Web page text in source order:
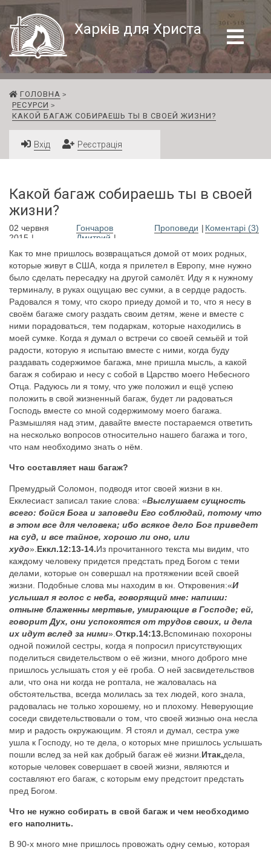
Харків для Христа
ГОЛОВНА
РЕСУРСИ
КАКОЙ БАГАЖ СОБИРАЕШЬ ТЫ В СВОЕЙ ЖИЗНИ?
Вхід Реєстрація
Какой багаж собираешь ты в своей
жизни?
02 червня
2015
Гончаров
Дмитрий
Проповеди Коментарі (3)
Как то мне пришлось возвращаться домой от моих родных,
которые живут в США, когда я прилетел в Европу, мне нужно
было сделать пересадку на другой самолёт. Иду я к нужному
терминалу, в руках ощущаю вес сумки, а в сердце радость.
Радовался я тому, что скоро приеду домой и то, что я несу в
своём багаже смогу раздать своим детям, жене и вместе с
ними порадоваться, тем подаркам, которые находились в
моей сумке. Когда я думал о встречи со своей семьёй и той
радости, которую я испытаю вместе с ними, когда буду
раздавать содержимое багажа, мне пришла мысль, а какой
багаж я собираю и несу с собой в Царство моего Небесного
Отца. Радуюсь ли я тому, что уже положил и ещё успею
положить в свой жизненный багаж, будет ли радоваться
Господь вместе со мной содержимому моего багажа.
Размышляя над этим, давайте вместе постараемся ответить
на несколько вопросов относительно нашего багажа и того,
что нам необходимо знать о нём.
Что составляет наш багаж?
Премудрый Соломон, подводя итог своей жизни в кн.
Екклесиаст записал такие слова: «Выслушаем сущность
всего: бойся Бога и заповеди Его соблюдай, потому что
в этом все для человека; ибо всякое дело Бог приведет
на суд, и все тайное, хорошо ли оно, или
худо». Еккл.12:13-14.Из прочитанного текста мы видим, что
каждому человеку придется предстать пред Богом с теми
делами, которые он совершал на протяжении всей своей
жизни. Подобные слова мы находим в кн. Откровения:«И
услышал я голос с неба, говорящий мне: напиши:
отныне блаженны мертвые, умирающие в Господе; ей,
говорит Дух, они успокоятся от трудов своих, и дела
их идут вслед за ними». Откр.14:13.Вспоминаю похороны
одной пожилой сестры, когда я попросил присутствующих
поделиться свидетельством о её жизни, много доброго мне
пришлось услышать стоя у её гроба. О ней засвидетельствов
али, что она ни когда не роптала, не жаловалась на
обстоятельства, всегда молилась за тех людей, кого знала,
радовалась не только хорошему, но и плохому. Неверующие
соседи свидетельствовали о том, что своей жизнью она несла
мир и радость окружающим. Я стоял и думал, сестра уже
ушла к Господу, но те дела, о которых мне пришлось услышать
пошли вслед за ней как добрый багаж её жизни. Итак,дела,
которые человек совершает в своей жизни, являются и
составляют его багаж, с которым ему предстоит предстать
пред Богом.
Что не нужно собирать в свой багаж и чем необходимо
его наполнить.
В 90-х много мне пришлось провожать одну семью, которая